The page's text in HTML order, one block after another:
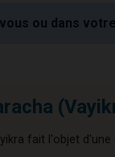
ou dans
fait l'objet